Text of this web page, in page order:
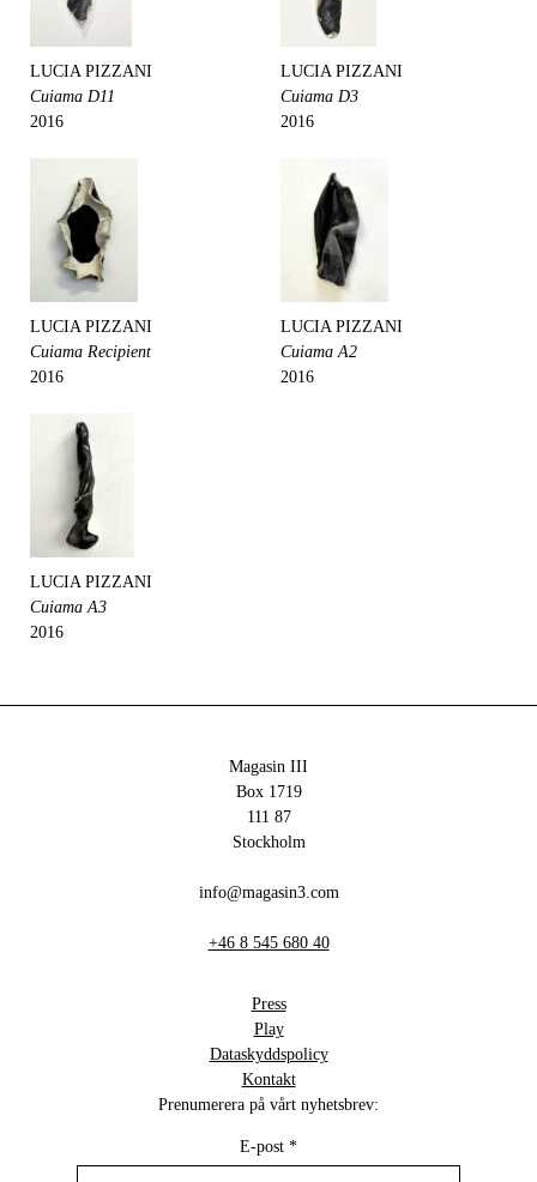
LUCIA PIZZANI
Cuiama D11
2016
LUCIA PIZZANI
Cuiama D3
2016
LUCIA PIZZANI
Cuiama Recipient
2016
LUCIA PIZZANI
Cuiama A2
2016
LUCIA PIZZANI
Cuiama A3
2016
Magasin III
Box 1719
111 87
Stockholm
info@magasin3.com
+46 8 545 680 40
Press
Play
Dataskyddspolicy
Kontakt
Prenumerera på vårt nyhetsbrev:
E-post *